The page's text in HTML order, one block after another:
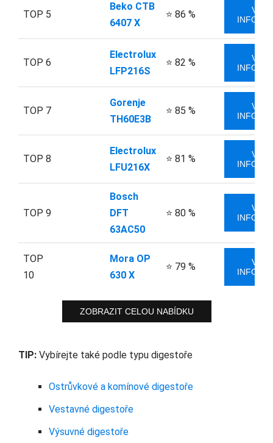
TOP 5
Beko CTB
6407 X
⭐ 86 %
VÍCE
TOP 6
Electrolux
LFP216S
⭐ 82 %
VÍCE
TOP 7
Gorenje
TH60E3B
⭐ 85 %
VÍCE
TOP 8
Electrolux
LFU216X
⭐ 81 %
VÍCE
TOP 9
Bosch
DFT
63AC50
⭐ 80 %
VÍCE
TOP
10
Mora OP
630 X
⭐ 79 %
VÍCE
ZOBRAZIT CELOU NABÍDKU
TIP: Vybírejte také podle typu digestoře
Ostrůvkové a komínové digestoře
Vestavné digestoře
Výsuvné digestoře